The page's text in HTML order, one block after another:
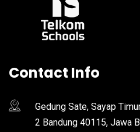
Contact Info
Gedung Sate, Sayap
2 Bandung 40115, Jawa